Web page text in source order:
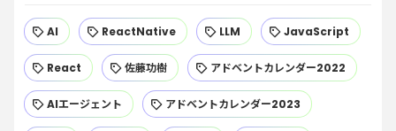
AI ReactNative LLM JavaScript
React 佐藤功樹 アドベントカレンダー2022
AIエージェント アドベントカレンダー2023